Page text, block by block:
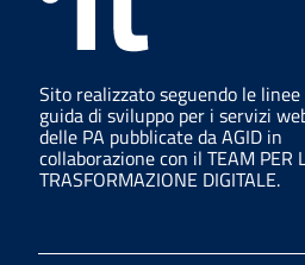
Sito realizzato seguendo le linee
guida di sviluppo per i servizi
delle PA pubblicate da AGID in
collaborazione con il TEAM PER
TRASFORMAZIONE DIGITALE.